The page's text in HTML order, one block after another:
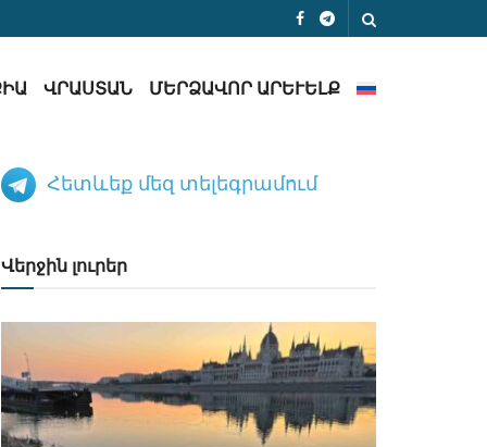
ՎՐԱՍՏԱՆ ՄԵՐՁԱՎՈՐ ԱՐԵՒԵԼՔ
Հետևեք մեզ տելեգրամում
Վերջին լուրեր